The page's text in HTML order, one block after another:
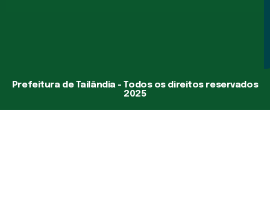
Prefeitura de Tailândia - Todos os direitos reservados
2025